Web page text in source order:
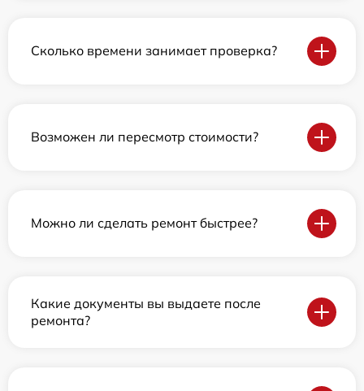
Сколько времени занимает проверка?
Возможен ли пересмотр стоимости?
Можно ли сделать ремонт быстрее?
Какие документы вы выдаете после
ремонта?